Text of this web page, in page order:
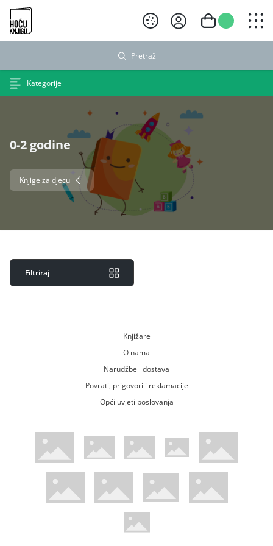
Hoću knjigu crni logo
Pretraži
Kategorije
0-2 godine
Knjige za djecu
Filtriraj
Knjižare
O nama
Narudžbe i dostava
Povrati, prigovori i reklamacije
Opći uvjeti poslovanja
WsPay web stranicaMaestro web stranicaMastercard web stranicaAmerican Express web stranica
Visa web stranica
Diners web stranicaTrustwave certificiranoMastercard sigurnosni kod web
Pci Dss certificirano
Verified by Visa web stranica